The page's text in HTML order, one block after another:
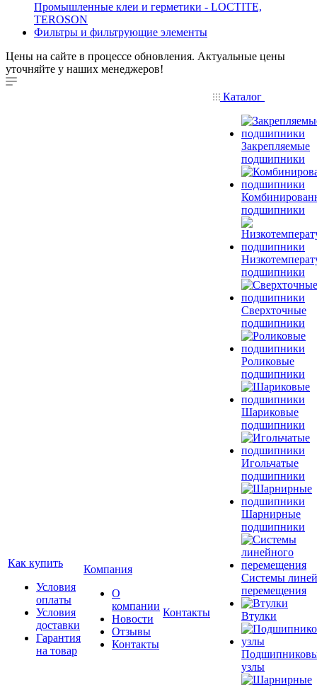
Промышленные клеи и герметики - LOCTITE,
TEROSON
Фильтры и фильтрующие элементы
Цены на сайте в процессе обновления. Актуальные цены
уточняйте у наших менеджеров!
Как купить
Условия
оплаты
Условия
доставки
Гарантия
на товар
Компания
О
компании
Новости
Отзывы
Контакты
Контакты
Каталог
Закрепляемые
подшипники
подшипники
подшипники
Сверхточные
подшипники
Роликовые
подшипники
Шариковые
подшипники
Игольчатые
подшипники
Шарнирные
подшипники
Системы
перемещения
Втулки
узлы